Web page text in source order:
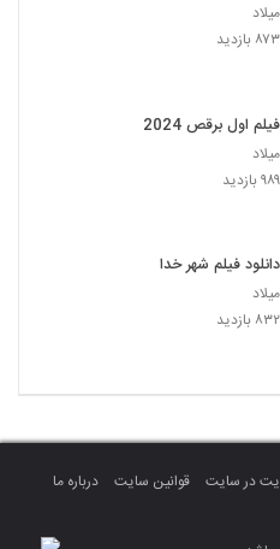
میلاد
۸۷۳ بازدید
فیلم اول برقص 2024
میلاد
۹۸۹ بازدید
دانلود فیلم شهر خدا
میلاد
۸۳۲ بازدید
در سایت قوانین سایت
درباره ما